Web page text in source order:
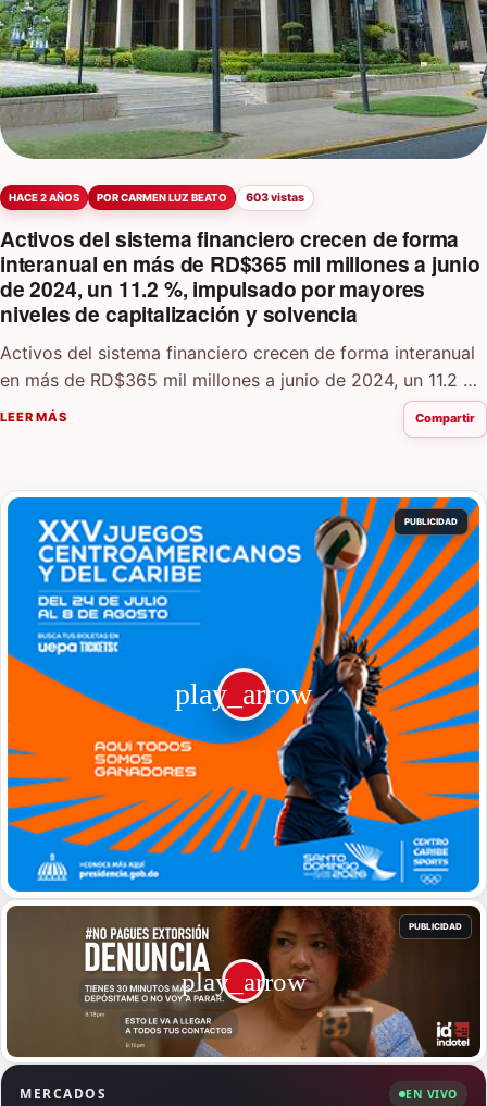
HACE 2 AÑOS POR CARMEN LUZ BEATO 603 vistas
Activos del sistema financiero crecen de forma
interanual en más de RD$365 mil millones a junio
de 2024, un 11.2 %, impulsado por mayores
niveles de capitalización y solvencia
Activos del sistema financiero crecen de forma interanual
en más de RD$365 mil millones a junio de 2024, un 11.2 %,
impulsado…
LEER MÁS Compartir
MERCADOS EN VIVO